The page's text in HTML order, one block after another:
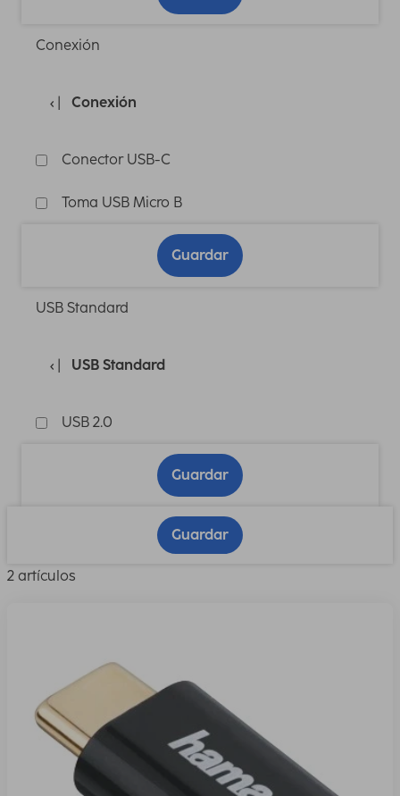
Conexión
Conexión
Conector USB-C
Toma USB Micro B
Guardar
USB Standard
USB Standard
USB 2.0
Guardar
Guardar
2 artículos